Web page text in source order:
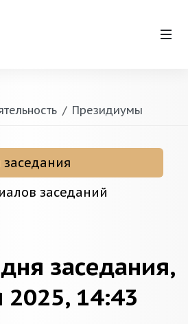
Президиумы
заседания
заседаний
заседания,
2025, 14:43